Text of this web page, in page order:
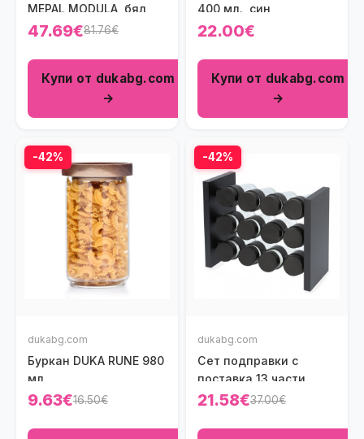
MEPAL MODULA, бял
47.69€81.76€
Купи от dukabg.com
→
400 мл., син
22.00€
Купи от dukabg.com
→
-42%
dukabg.com
Буркан DUKA RUNE 980
мл.
9.63€16.50€
-42%
dukabg.com
Сет подправки с
поставка 13 части
HOMLA OTTO
21.58€37.00€